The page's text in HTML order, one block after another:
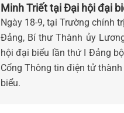
Minh Triết tại Đại hội đại
Nẵng, nhiệm kỳ 2025 -
Ngày 18-9, tại Trường chính
Đảng, Bí thư Thành ủy
hội đại biểu lần thứ I Đảng
Cổng Thông tin điện tử
biểu.